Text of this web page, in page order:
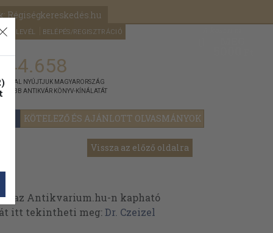
Régiségkereskedés.hu
HÍRLEVÉL BELÉPÉS/REGISZTRÁCIÓ
KÖTELEZŐ ÉS AJÁNLOTT OLVASMÁNYOK
NYÚJTJUK MAGYARORSZÁG
ANTIKVÁR KÖNYV-KÍNÁLATÁT
Vissza az előző oldalra
az Antikvarium.hu-n kapható
itt tekintheti meg:Dr. Czeizel